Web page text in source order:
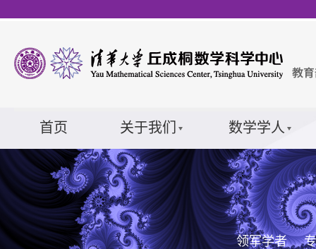
首页 关于我们 数学学人
领军学者